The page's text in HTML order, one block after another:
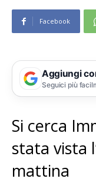
Facebook
Aggiungi
Seguici più
Si cerca
stata vista
mattina